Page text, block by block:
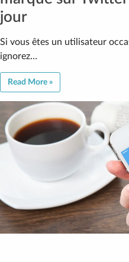
jour
Si vous êtes un utilisateur
ignorez…
Read More »